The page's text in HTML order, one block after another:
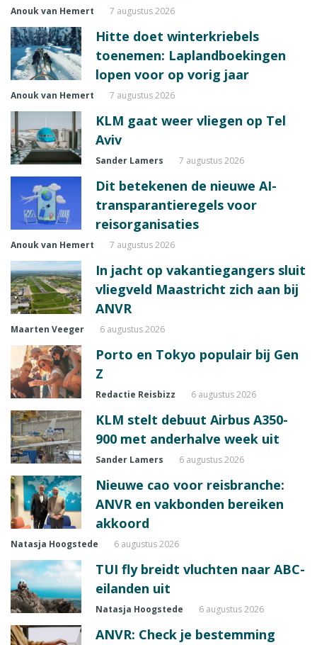
Anouk van Hemert 7 augustus 2026
Hitte doet winterkriebels
toenemen: Laplandboekingen
lopen voor op vorig jaar
Anouk van Hemert 7 augustus 2026
KLM gaat weer vliegen op Tel
Aviv
Sander Lamers 7 augustus 2026
Dit betekenen de nieuwe AI-
transparantieregels voor
reisorganisaties
Anouk van Hemert 7 augustus 2026
In jacht op vakantiegangers sluit
vliegveld Maastricht zich aan bij
ANVR
Maarten Veeger 6 augustus 2026
Porto en Tokyo populair bij Gen
Z
Redactie Reisbizz 6 augustus 2026
KLM stelt debuut Airbus A350-
900 met anderhalve week uit
Sander Lamers 6 augustus 2026
Nieuwe cao voor reisbranche:
ANVR en vakbonden bereiken
akkoord
Natasja Hoogstede 6 augustus 2026
TUI fly breidt vluchten naar ABC-
eilanden uit
Natasja Hoogstede 6 augustus 2026
ANVR: Check je bestemming